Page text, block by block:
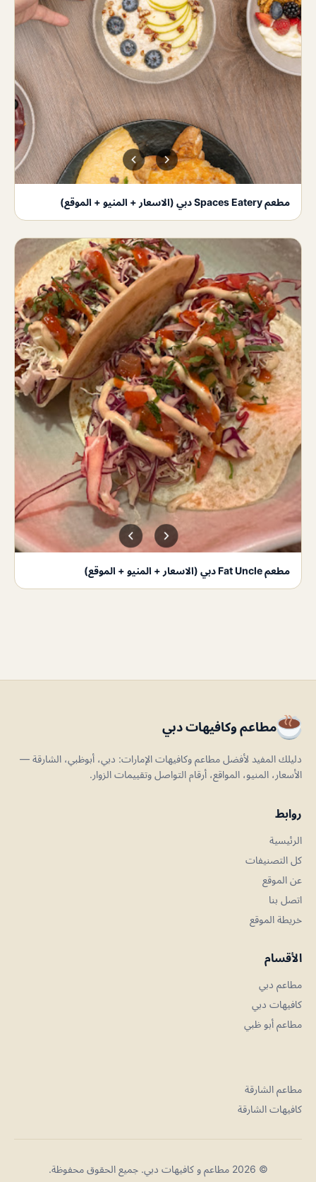
مطعم Spaces Eatery دبي (الاسعار + المنيو + الموقع)
مطعم Fat Uncle دبي (الاسعار + المنيو + الموقع)
مطاعم وكافيهات دبي
دليلك المفيد لأفضل مطاعم وكافيهات الإمارات: دبي، أبوظبي، الشارقة —
الأسعار، المنيو، المواقع، أرقام التواصل وتقييمات الزوار.
روابط
الرئيسية
كل التصنيفات
عن الموقع
اتصل بنا
خريطة الموقع
الأقسام
مطاعم دبي
كافيهات دبي
مطاعم أبو ظبي
مطاعم الشارقة
كافيهات الشارقة
© 2026 مطاعم و كافيهات دبي. جميع الحقوق محفوظة.